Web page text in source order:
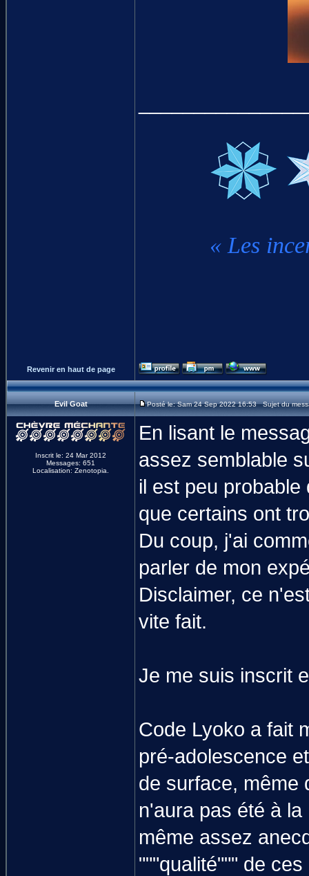
« Les
Revenir en haut de page
Evil Goat Posté le: Sam 24 Sep 2022 16:53 Sujet du
Inscrit le: 24 Mar 2012
Messages: 651
Localisation: Zenotopia.
En lisant le
assez semblable
il est peu
que certains ont
Du coup, j'ai
parler de mon
Disclaimer, ce
vite fait.
Je me suis inscrit
Code Lyoko a fait
pré-adolescence
de surface, même
n'aura pas été à
même assez
"""qualité""" de